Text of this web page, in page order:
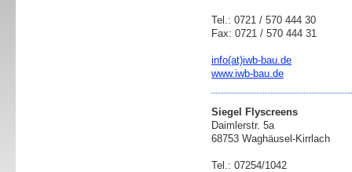
Tel.: 0721 / 570 444 30
Fax: 0721 / 570 444 31
info(at)iwb-bau.de
www.iwb-bau.de
Siegel Flyscreens
Daimlerstr. 5a
68753 Waghäusel-Kirrlach
Tel.: 07254/1042